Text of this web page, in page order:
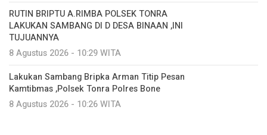
RUTIN BRIPTU A.RIMBA POLSEK TONRA
LAKUKAN SAMBANG DI D DESA BINAAN ,INI
TUJUANNYA
8 Agustus 2026 - 10:29 WITA
Lakukan Sambang Bripka Arman Titip Pesan
Kamtibmas ,Polsek Tonra Polres Bone
8 Agustus 2026 - 10:26 WITA